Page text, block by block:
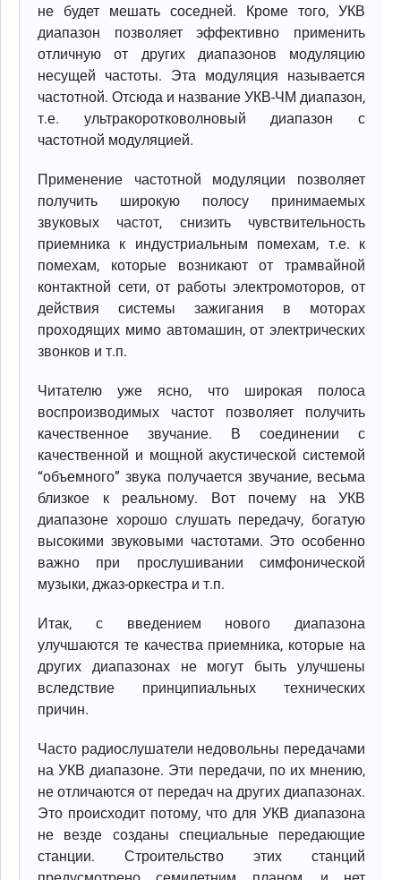
не будет мешать соседней. Кроме того, УКВ
диапазон позволяет эффективно применить
отличную от других диапазонов модуляцию
несущей частоты. Эта модуляция называется
частотной. Отсюда и название УКВ-ЧМ диапазон,
т.е. ультракоротковолновый диапазон с
частотной модуляцией.
Применение частотной модуляции позволяет
получить широкую полосу принимаемых
звуковых частот, снизить чувствительность
приемника к индустриальным помехам, т.е. к
помехам, которые возникают от трамвайной
контактной сети, от работы электромоторов, от
действия системы зажигания в моторах
проходящих мимо автомашин, от электрических
звонков и т.п.
Читателю уже ясно, что широкая полоса
воспроизводимых частот позволяет получить
качественное звучание. В соединении с
качественной и мощной акустической системой
“объемного” звука получается звучание, весьма
близкое к реальному. Вот почему на УКВ
диапазоне хорошо слушать передачу, богатую
высокими звуковыми частотами. Это особенно
важно при прослушивании симфонической
музыки, джаз-оркестра и т.п.
Итак, с введением нового диапазона
улучшаются те качества приемника, которые на
других диапазонах не могут быть улучшены
вследствие принципиальных технических
причин.
Часто радиослушатели недовольны передачами
на УКВ диапазоне. Эти передачи, по их мнению,
не отличаются от передач на других диапазонах.
Это происходит потому, что для УКВ диапазона
не везде созданы специальные передающие
станции. Строительство этих станций